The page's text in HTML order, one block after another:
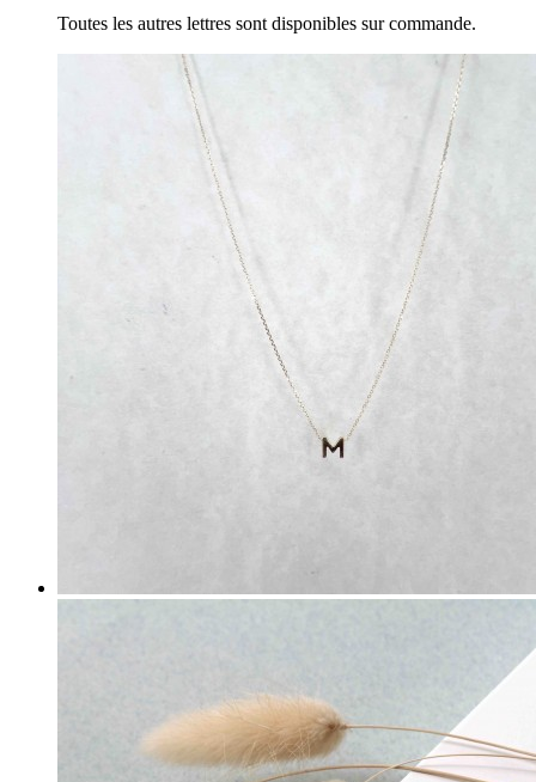
Toutes les autres lettres sont disponibles sur commande.